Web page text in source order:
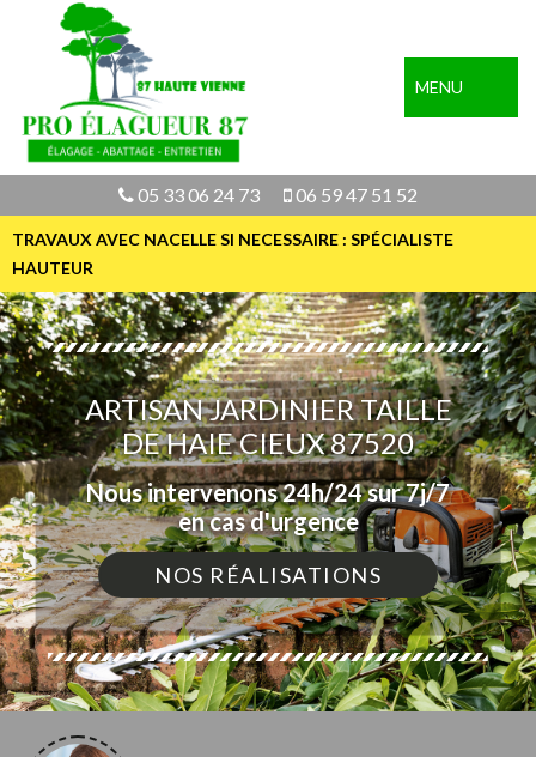
MENU
05 33 06 24 73 06 59 47 51 52
TRAVAUX AVEC NACELLE SI NECESSAIRE : SPÉCIALISTE
HAUTEUR
ARTISAN JARDINIER TAILLE
DE HAIE CIEUX 87520
Nous intervenons 24h/24 sur 7j/7
en cas d'urgence
NOS RÉALISATIONS